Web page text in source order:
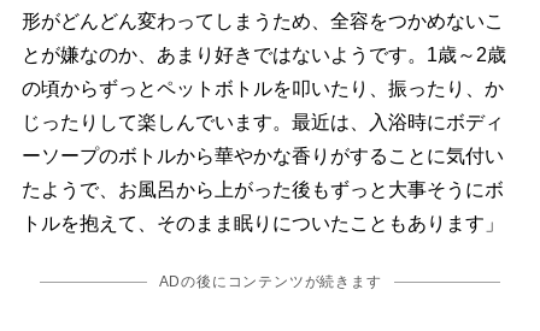
形がどんどん変わってしまうため、全容をつかめないこ
とが嫌なのか、あまり好きではないようです。1歳～2歳
の頃からずっとペットボトルを叩いたり、振ったり、か
じったりして楽しんでいます。最近は、入浴時にボディ
ーソープのボトルから華やかな香りがすることに気付い
たようで、お風呂から上がった後もずっと大事そうにボ
トルを抱えて、そのまま眠りについたこともあります」
ADの後にコンテンツが続きます